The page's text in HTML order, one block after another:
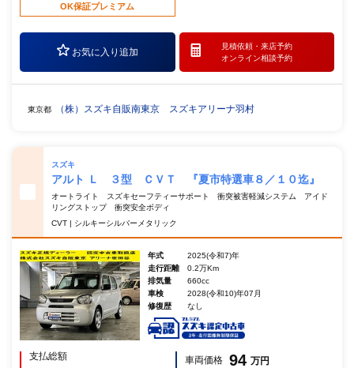
OK保証プレミアム
お気に入り追加
見積依頼・ 来店予約
オンライン相談予約
東京都 （株）スズキ自販南東京 スズキアリーナ羽村
スズキ
アルト Ｌ ３型 ＣＶＴ 『夏市特選車８／１０迄』
オートライト スズキセーフティーサポート 衝突被害軽減システム アイド
リングストップ 衝突安全ボディ
CVT | シルキーシルバーメタリック
年式
2025(令和7)年
走行距離
0.2万Km
排気量
660cc
車検
2028(令和10)年07月
修復歴
なし
支払総額 車両価格 94 万円